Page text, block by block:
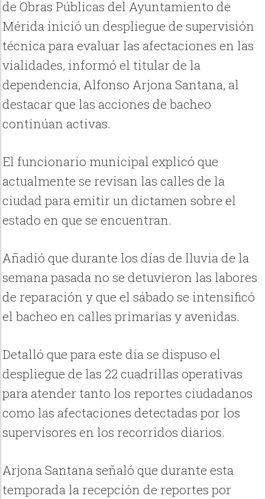
de Obras Públicas del Ayuntamiento de
Mérida inició un despliegue de supervisión
técnica para evaluar las afectaciones en las
vialidades, informó el titular de la
dependencia, Alfonso Arjona Santana, al
destacar que las acciones de bacheo
continúan activas.
El funcionario municipal explicó que
actualmente se revisan las calles de la
ciudad para emitir un dictamen sobre el
estado en que se encuentran.
Añadió que durante los días de lluvia de la
semana pasada no se detuvieron las labores
de reparación y que el sábado se intensificó
el bacheo en calles primarias y avenidas.
Detalló que para este día se dispuso el
despliegue de las 22 cuadrillas operativas
para atender tanto los reportes ciudadanos
como las afectaciones detectadas por los
supervisores en los recorridos diarios.
Arjona Santana señaló que durante esta
temporada la recepción de reportes por